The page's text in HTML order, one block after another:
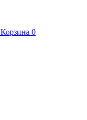
Корзина 0